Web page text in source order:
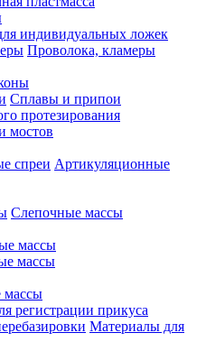
индивидуальных ложек
Проволока, кламеры
Сплавы и припои
протезирования
мостов
Артикуляционные
Слепочные массы
массы
массы
массы
регистрации прикуса
Материалы для